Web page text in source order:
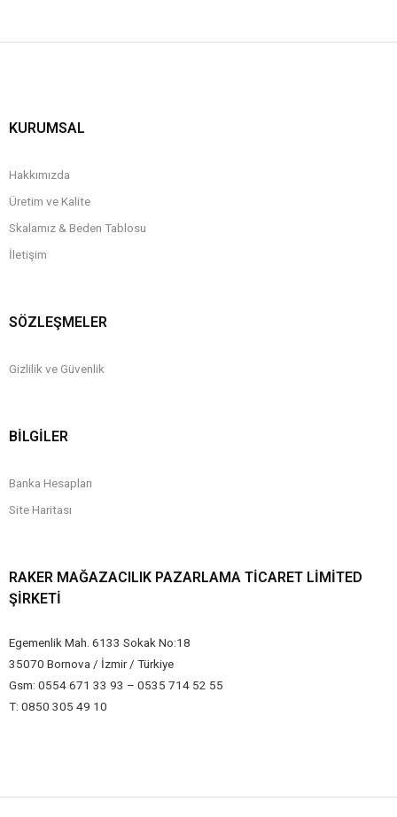
KURUMSAL
Hakkımızda
Üretim ve Kalite
Skalamız & Beden Tablosu
İletişim
SÖZLEŞMELER
Gizlilik ve Güvenlik
BİLGİLER
Banka Hesapları
Site Haritası
RAKER MAĞAZACILIK PAZARLAMA TICARET LIMITED
ŞIRKETI
Egemenlik Mah. 6133 Sokak No:18
35070 Bornova / İzmir / Türkiye
Gsm: 0554 671 33 93 – 0535 714 52 55
T: 0850 305 49 10